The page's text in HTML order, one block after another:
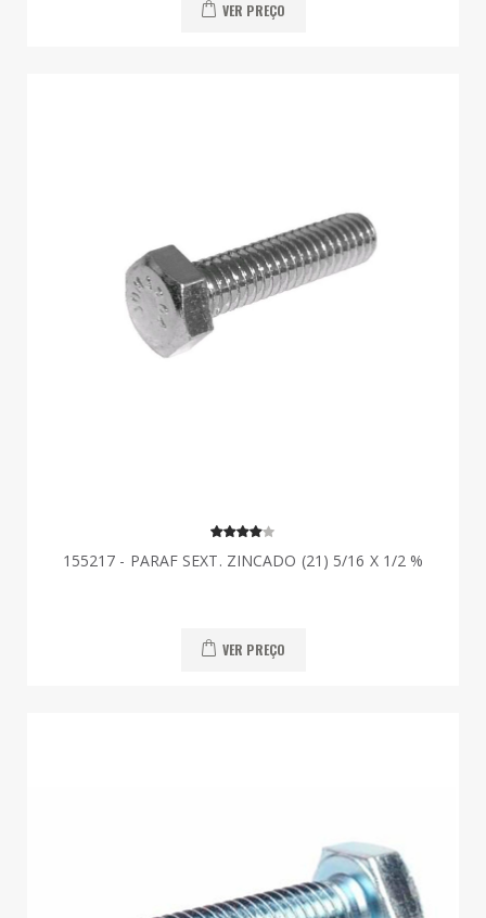
VER PREÇO
155217 - PARAF SEXT. ZINCADO (21) 5/16 X 1/2 %
VER PREÇO